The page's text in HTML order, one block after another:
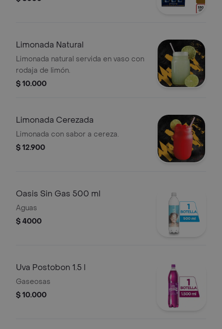
Limonada Natural
Limonada natural servida en vaso con
rodaja de limón.
$ 10.000
Limonada Cerezada
Limonada con sabor a cereza.
$ 12.900
Oasis Sin Gas 500 ml
Aguas
$ 4000
Uva Postobon 1.5 l
Gaseosas
$ 10.000